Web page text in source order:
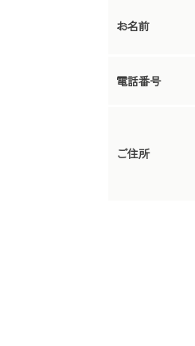
お名前
電話番号
ご住所